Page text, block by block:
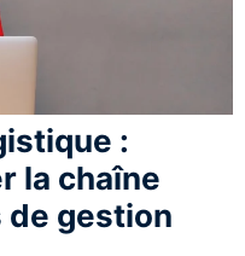
:
la chaîne
de gestion